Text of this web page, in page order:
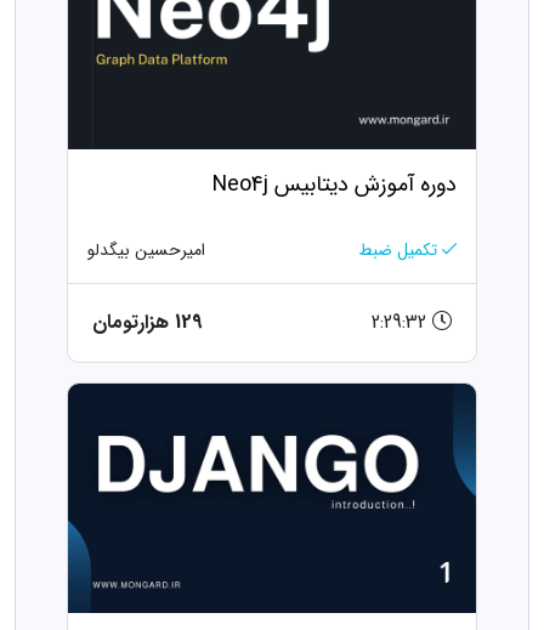
دوره آموزش دیتابیس Neo4j
تکمیل ضبط امیرحسین بیگدلو
129 هزارتومان